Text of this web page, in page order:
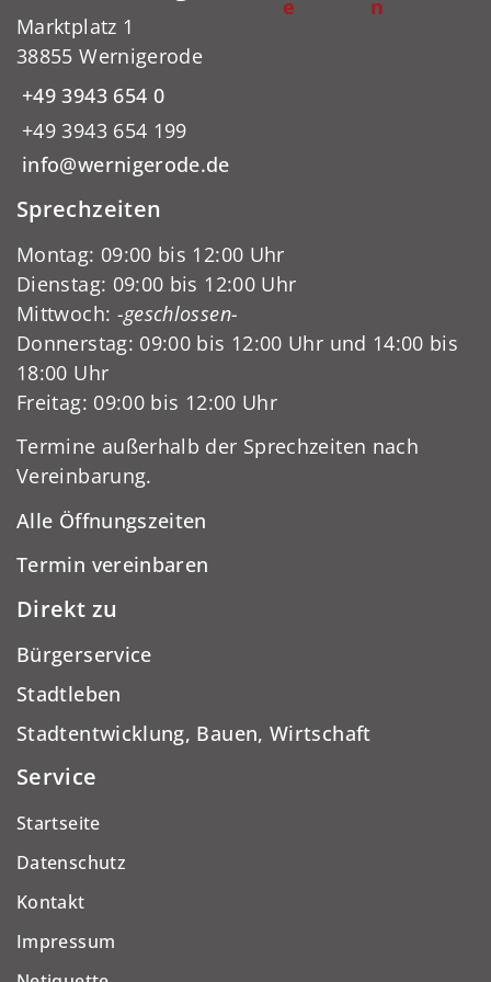
e
n
Marktplatz 1
38855 Wernigerode
+49 3943 654 0
+49 3943 654 199
info@wernigerode.de
Sprechzeiten
Montag: 09:00 bis 12:00 Uhr
Dienstag: 09:00 bis 12:00 Uhr
Mittwoch: -geschlossen-
Donnerstag: 09:00 bis 12:00 Uhr und 14:00 bis
18:00 Uhr
Freitag: 09:00 bis 12:00 Uhr
Termine außerhalb der Sprechzeiten nach
Vereinbarung.
Alle Öffnungszeiten
Termin vereinbaren
Direkt zu
Bürgerservice
Stadtleben
Stadtentwicklung, Bauen, Wirtschaft
Service
Startseite
Datenschutz
Kontakt
Impressum